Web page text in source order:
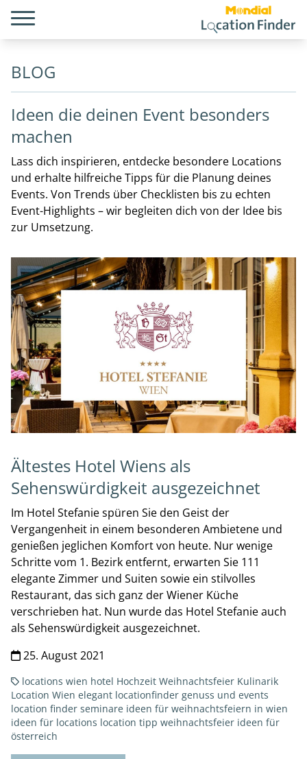
BLOG
Ideen die deinen Event besonders
machen
Lass dich inspirieren, entdecke besondere Locations
und erhalte hilfreiche Tipps für die Planung deines
Events. Von Trends über Checklisten bis zu echten
Event-Highlights – wir begleiten dich von der Idee bis
zur Umsetzung.
Ältestes Hotel Wiens als
Sehenswürdigkeit ausgezeichnet
Im Hotel Stefanie spüren Sie den Geist der
Vergangenheit in einem besonderen Ambietene und
genießen jeglichen Komfort von heute. Nur wenige
Schritte vom 1. Bezirk entfernt, erwarten Sie 111
elegante Zimmer und Suiten sowie ein stilvolles
Restaurant, das sich ganz der Wiener Küche
verschrieben hat. Nun wurde das Hotel Stefanie auch
als Sehenswürdigkeit ausgezeichnet.
25. August 2021
locations wien hotel Hochzeit Weihnachtsfeier Kulinarik
Location Wien elegant locationfinder genuss und events
location finder seminare ideen für weihnachtsfeiern in wien
ideen für locations location tipp weihnachtsfeier ideen für
österreich